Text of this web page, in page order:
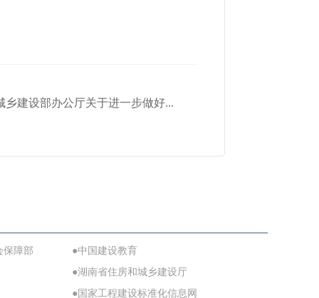
乡建设部办公厅关于进一步做好...
保障部
●中国建设教育
●湖南省住房和城乡建设厅
●国家工程建设标准化信息网